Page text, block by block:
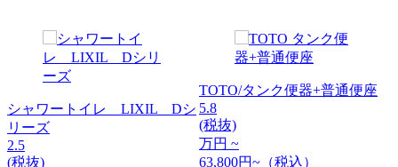
シャワートイレ LIXIL Dシ
リーズ
2.5
(税抜)
TOTO/タンク便器+普通便座
5.8
(税抜)
万円 ~
63,800円~（税込）